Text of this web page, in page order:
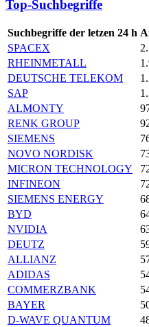
Top-Suchbegriffe
Suchbegriffe der letzen 24 h
SPACEX
RHEINMETALL
DEUTSCHE TELEKOM
SAP
ALMONTY
RENK GROUP
SIEMENS
NOVO NORDISK
MICRON TECHNOLOGY
INFINEON
SIEMENS ENERGY
BYD
NVIDIA
DEUTZ
ALLIANZ
ADIDAS
COMMERZBANK
BAYER
D-WAVE QUANTUM